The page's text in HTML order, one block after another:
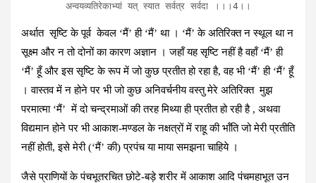
अन्वयव्यतिरेकाभ्यां यत् स्यात सर्वत्र सर्वदा ।।।4।।
अर्थात सृष्टि के पूर्व केवल ‘मैं’ ही ‘मैं’ था । ‘मैं’ के अतिरिक्‍त न स्‍थूल था न
सूक्ष्‍म और न तो दोनों का कारण अज्ञान । जहॉं यह सृष्टि नहीं है वहॉं ‘मैं’ ही
‘मैं’ हूँ और इस सृष्टि के रूप में जो कुछ प्रतीत हो रहा है, वह भी ‘मैं’ ही ‘मैं’ हूँ
। वास्‍तव में न होने पर भी जो कुछ अनिवर्चनीय वस्‍तु मेरे अतिरिक्‍त मुझ
परमात्‍मा ‘मैं’ में दो चन्‍द्रमाओं की तरह मिथ्‍या ही प्रतीत हो रही है , अथवा
विद्यमान होने पर भी आकाश-मण्‍डल के नक्षत्रों में राहू की भॉंति जो मेरी प्रतीति
नहीं होती, इसे मेरी (‘मैं’ की) प्रपंच या माया समझना चाहिये ।
जैसे प्राणियों के पंचभूतरचित छोटे-बड़े शरीर में आकाश आदि पंचमहाभूत उन